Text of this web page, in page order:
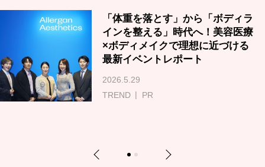
「体重を落とす」から「ボディラ
インを整える」時代へ！美容医療
×ボディメイクで理想に近づける
最新イベントレポート
2026.5.29
TREND
PR
Previous 1 2 Next